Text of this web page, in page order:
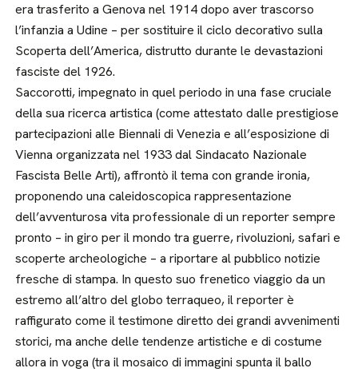
era trasferito a Genova nel 1914 dopo aver trascorso
l’infanzia a Udine – per sostituire il ciclo decorativo sulla
Scoperta dell’America, distrutto durante le devastazioni
fasciste del 1926.
Saccorotti, impegnato in quel periodo in una fase cruciale
della sua ricerca artistica (come attestato dalle prestigiose
partecipazioni alle Biennali di Venezia e all’esposizione di
Vienna organizzata nel 1933 dal Sindacato Nazionale
Fascista Belle Arti), affrontò il tema con grande ironia,
proponendo una caleidoscopica rappresentazione
dell’avventurosa vita professionale di un reporter sempre
pronto – in giro per il mondo tra guerre, rivoluzioni, safari e
scoperte archeologiche – a riportare al pubblico notizie
fresche di stampa. In questo suo frenetico viaggio da un
estremo all’altro del globo terraqueo, il reporter è
raffigurato come il testimone diretto dei grandi avvenimenti
storici, ma anche delle tendenze artistiche e di costume
allora in voga (tra il mosaico di immagini spunta il ballo